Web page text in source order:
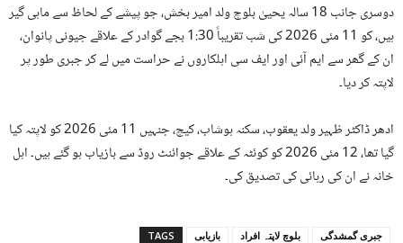
دوسری جانب 18 سالہ یحییٰ بلوچ ولد امیر بخش، جو پیشے کے لحاظ سے ماہی گیر
ہیں، کو 11 مئی 2026 کی شب تقریباً 1:30 بجے گوادر کے علاقے جیونی پانوان،
ان کے گھر سے ایم آئی اور ایف سی اہلکاروں نے حراست میں لے کر جبری طور پر
لاپتہ کر دیا۔
ادھر ڈاکٹر ظہیر ولد یعقوب، سکنہ ہوشاب، کیچ، جنہیں 11 مئی 2026 کو لاپتہ کیا
گیا تھا، 12 مئی 2026 کو کوئٹہ کے علاقے جوائنٹ روڈ سے بازیاب ہو گئے ہیں۔ اہل
خانہ نے ان کی رہائی کی تصدیق کی۔
TAGS بازیابی بلوچ لاپتہ افراد جبری گمشدگی